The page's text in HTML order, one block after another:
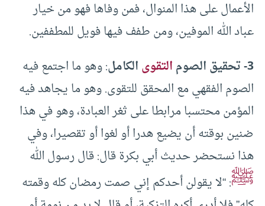
الأعمال على هذا المنوال، فمن وفاها فهو من خيار
عباد الله الموفين، ومن طفف فيها فويل للمطففين.
3- تحقيق الصوم
التقوىالكامل: وهو ما اجتمع فيه
الصوم الفقهي مع المحقق للتقوى. وهو ما يجاهد فيه
المؤمن محتسبا مرابطا على ثغر العبادة، وهو في هذا
ضنين بوقته أن يضيع هدرا أو لغوا أو تقصيرا، وفي
هذا نستحضر حديث أبي بكرة قال: قال رسول الله
ﷺ: “لا يقولن أحدكم إني صمت رمضان كله وقمته